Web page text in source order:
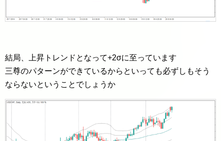
結局、上昇トレンドとなって+2σに至っています
三尊のパターンができているからといっても必ずしもそう
ならないということでしょうか